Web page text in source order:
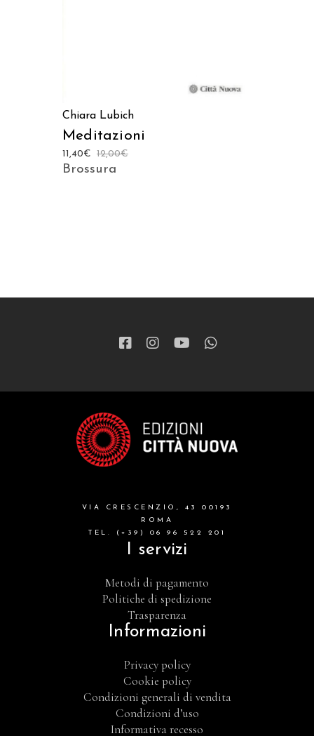
Chiara Lubich
Meditazioni
12,00€
11,40€
Brossura
VIA CRESCENZIO, 43 00193
ROMA
TEL. (+39) 06 96 522 201
I servizi
Metodi di pagamento
Politiche di spedizione
Trasparenza
Informazioni
Privacy policy
Cookie policy
Condizioni generali di vendita
Condizioni d’uso
Informativa recesso